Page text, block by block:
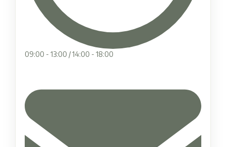
09:00 - 13:00 / 14:00 - 18:00